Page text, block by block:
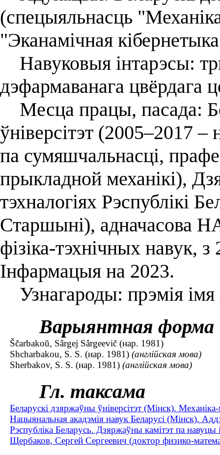
(спецыяльнасць
"Эканамічная
Навуковыя інтарэсы:
дэфармаванага цвёрдага
Месца працы, пасада:
ўніверсітэт (2005–2017
па сумяшчальнасці,
прыкладной механікі),
тэхналогіях Рэспублікі
Старшыні), адначасова
фізіка-тэхнічных навук,
Інфармацыя на 2023.
Узнагароды: прэмія
Варыянтная форма
Ščarbakoŭ, Sârgej Sârgeevič (нар. 1981)
Shcharbakou, S. S. (нар. 1981) (англійская мова)
Sherbakov, S. S. (нар. 1981) (англійская мова)
Гл. таксама
Беларускі дзяржаўны ўніверсітэт (Мінск).
Нацыянальная акадэмія навук Беларусі (Мінск).
Рэспубліка Беларусь. Дзяржаўны камітэт па навуцы
Щербаков, Сергей Сергеевич (доктор физико-